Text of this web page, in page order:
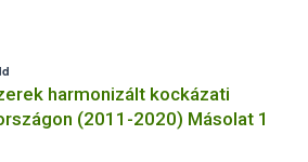
harmonizált kockázati
(2011-2020) Másolat 1